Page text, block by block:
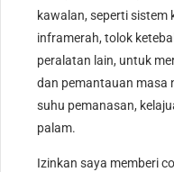
kawalan, seperti sistem
inframerah, tolok
peralatan lain, untuk
dan pemantauan masa
suhu pemanasan,
palam.
Izinkan saya memberi